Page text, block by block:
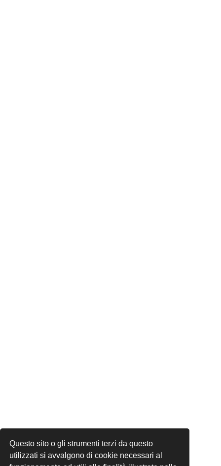
Questo sito o gli strumenti terzi da questo
utilizzati si avvalgono di cookie necessari al